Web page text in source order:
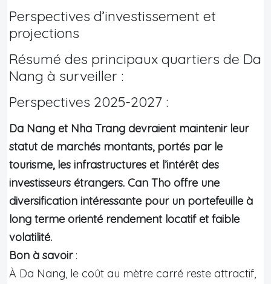
Perspectives d’investissement et
projections
Résumé des principaux quartiers de Da
Nang à surveiller :
Perspectives 2025-2027 :
Da Nang et Nha Trang devraient maintenir leur
statut de marchés montants, portés par le
tourisme, les infrastructures et l’intérêt des
investisseurs étrangers. Can Tho offre une
diversification intéressante pour un portefeuille à
long terme orienté rendement locatif et faible
volatilité.
Bon à savoir:
À Da Nang, le coût au mètre carré reste attractif,